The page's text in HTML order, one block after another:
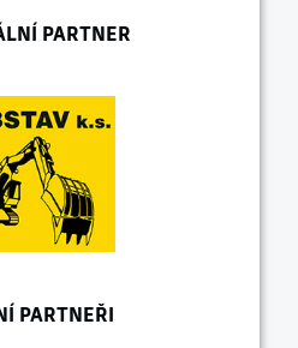
PARTNER
PARTNEŘI